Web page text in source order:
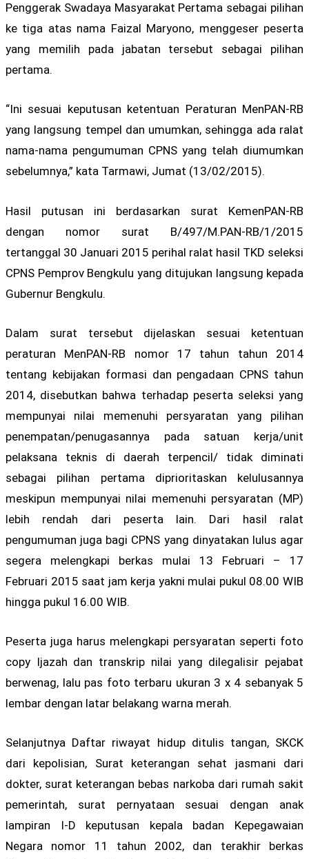
Penggerak Swadaya Masyarakat Pertama sebagai pilihan
ke tiga atas nama Faizal Maryono, menggeser peserta
yang memilih pada jabatan tersebut sebagai pilihan
pertama.
“Ini sesuai keputusan ketentuan Peraturan MenPAN-RB
yang langsung tempel dan umumkan, sehingga ada ralat
nama-nama pengumuman CPNS yang telah diumumkan
sebelumnya,” kata Tarmawi, Jumat (13/02/2015).
Hasil putusan ini berdasarkan surat KemenPAN-RB
dengan nomor surat B/497/M.PAN-RB/1/2015
tertanggal 30 Januari 2015 perihal ralat hasil TKD seleksi
CPNS Pemprov Bengkulu yang ditujukan langsung kepada
Gubernur Bengkulu.
Dalam surat tersebut dijelaskan sesuai ketentuan
peraturan MenPAN-RB nomor 17 tahun tahun 2014
tentang kebijakan formasi dan pengadaan CPNS tahun
2014, disebutkan bahwa terhadap peserta seleksi yang
mempunyai nilai memenuhi persyaratan yang pilihan
penempatan/penugasannya pada satuan kerja/unit
pelaksana teknis di daerah terpencil/ tidak diminati
sebagai pilihan pertama diprioritaskan kelulusannya
meskipun mempunyai nilai memenuhi persyaratan (MP)
lebih rendah dari peserta lain. Dari hasil ralat
pengumuman juga bagi CPNS yang dinyatakan lulus agar
segera melengkapi berkas mulai 13 Februari – 17
Februari 2015 saat jam kerja yakni mulai pukul 08.00 WIB
hingga pukul 16.00 WIB.
Peserta juga harus melengkapi persyaratan seperti foto
copy Ijazah dan transkrip nilai yang dilegalisir pejabat
berwenag, lalu pas foto terbaru ukuran 3 x 4 sebanyak 5
lembar dengan latar belakang warna merah.
Selanjutnya Daftar riwayat hidup ditulis tangan, SKCK
dari kepolisian, Surat keterangan sehat jasmani dari
dokter, surat keterangan bebas narkoba dari rumah sakit
pemerintah, surat pernyataan sesuai dengan anak
lampiran I-D keputusan kepala badan Kepegawaian
Negara nomor 11 tahun 2002, dan terakhir berkas